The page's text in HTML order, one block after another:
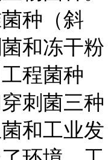
种（斜
和冻干粉
程菌种
刺菌三种
和工业发